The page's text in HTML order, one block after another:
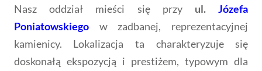
Nasz oddział mieści się przy ul.Józefa
Poniatowskiegow zadbanej, reprezentacyjnej
kamienicy. Lokalizacja ta charakteryzuje się
doskonałą ekspozycją i prestiżem, typowym dla